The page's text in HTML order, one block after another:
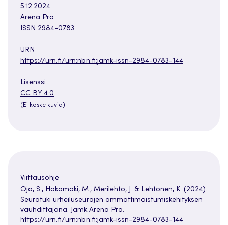
5.12.2024
Arena Pro
ISSN 2984-0783
URN
https://urn.fi/urn:nbn:fi:jamk-issn-2984-0783-144
Lisenssi
CC BY 4.0
uuteen
(Ei koske kuvia)
Viittausohje
Oja, S., Hakamäki, M., Merilehto, J. & Lehtonen, K. (2024).
Seuratuki urheiluseurojen ammattimaistumiskehityksen
vauhdittajana. Jamk Arena Pro.
https://urn.fi/urn:nbn:fi:jamk-issn-2984-0783-144